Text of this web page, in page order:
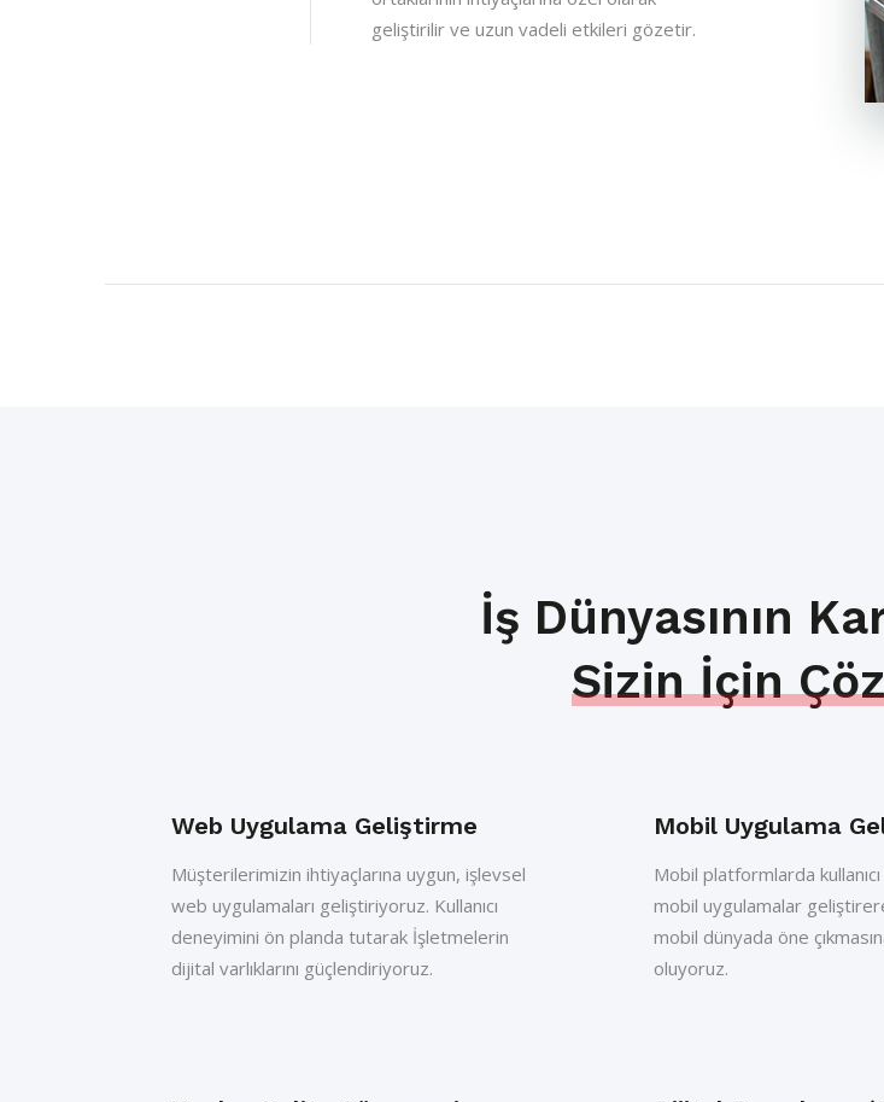
geliştirilir ve uzun vadeli etkileri gözetir.
İş Dünyasının
Sizin İçin
Web Uygulama Geliştirme
Müşterilerimizin ihtiyaçlarına uygun, işlevsel
web uygulamaları geliştiriyoruz. Kullanıcı
deneyimini ön planda tutarak İşletmelerin
dijital varlıklarını güçlendiriyoruz.
Mobil Uygulama
Mobil platformlarda
mobil uygulamalar
mobil dünyada öne
oluyoruz.